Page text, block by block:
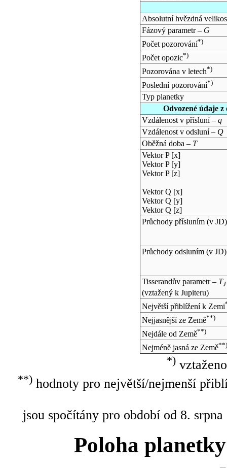
Absolutní hvězdná
Fázový parametr – G
Počet pozorování*)
Počet opozic*)
Pozorována v letech*)
Poslední pozorování*)
Typ planetky
Odvozené údaje
Vzdálenost v přísluní – q
Vzdálenost v odsluní – Q
Oběžná doba – T
Vektor P [x]
Vektor P [y]
Vektor P [z]
Vektor Q [x]
Vektor Q [y]
Vektor Q [z]
Průchody přísluním (v JD)
Průchody odsluním (v JD)
Tisserandův parametr – TJ
(vztažený k Jupiteru)
Největší přiblížení k Zemi
Nejjasnější ze Země**)
Nejdále od Země**)
Nejméně jasná ze Země**)
*)
**)hodnoty pro největší/nejmenší
jsou spočítány pro období od 8.
Poloha